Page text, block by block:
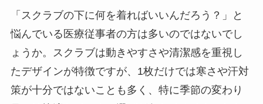
「スクラブの下に何を着ればいいんだろう？」と
悩んでいる医療従事者の方は多いのではないでし
ょうか。スクラブは動きやすさや清潔感を重視し
たデザインが特徴ですが、1枚だけでは寒さや汗対
策が十分ではないことも多く、特に季節の変わり